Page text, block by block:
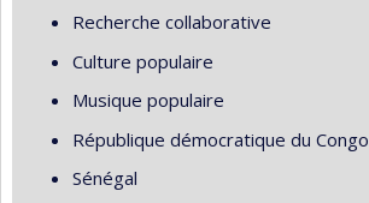
Recherche collaborative
Culture populaire
Musique populaire
République démocratique du Congo
Sénégal